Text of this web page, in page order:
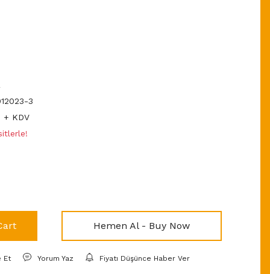
3
+ KDV
Hemen Al - Buy Now
Et Yorum Yaz Fiyatı Düşünce Haber Ver